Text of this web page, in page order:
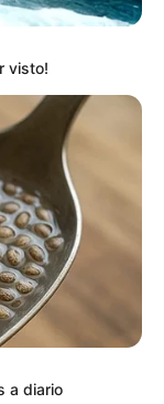
que le
de Alerta.
visto!
a diario